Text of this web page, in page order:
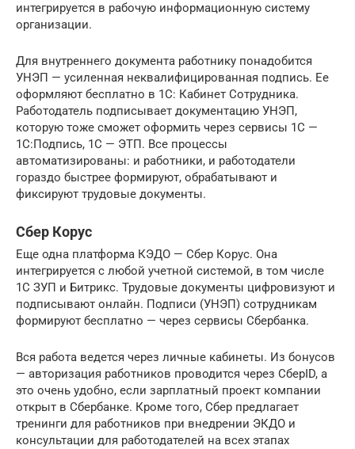
интегрируется в рабочую информационную систему
организации.
Для внутреннего документа работнику понадобится
УНЭП — усиленная неквалифицированная подпись. Ее
оформляют бесплатно в 1С: Кабинет Сотрудника.
Работодатель подписывает документацию УНЭП,
которую тоже сможет оформить через сервисы 1С —
1С:Подпись, 1С — ЭТП. Все процессы
автоматизированы: и работники, и работодатели
гораздо быстрее формируют, обрабатывают и
фиксируют трудовые документы.
Сбер Корус
Еще одна платформа КЭДО — Сбер Корус. Она
интегрируется с любой учетной системой, в том числе
1С ЗУП и Битрикс. Трудовые документы цифровизуют и
подписывают онлайн. Подписи (УНЭП) сотрудникам
формируют бесплатно — через сервисы Сбербанка.
Вся работа ведется через личные кабинеты. Из бонусов
— авторизация работников проводится через СберID, а
это очень удобно, если зарплатный проект компании
открыт в Сбербанке. Кроме того, Сбер предлагает
тренинги для работников при внедрении ЭКДО и
консультации для работодателей на всех этапах